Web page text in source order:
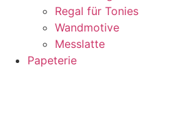
Regal für Tonies
Wandmotive
Messlatte
Papeterie